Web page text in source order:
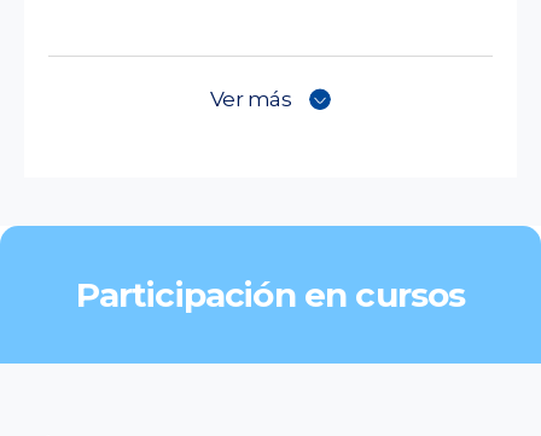
Ver más
Participación en cursos